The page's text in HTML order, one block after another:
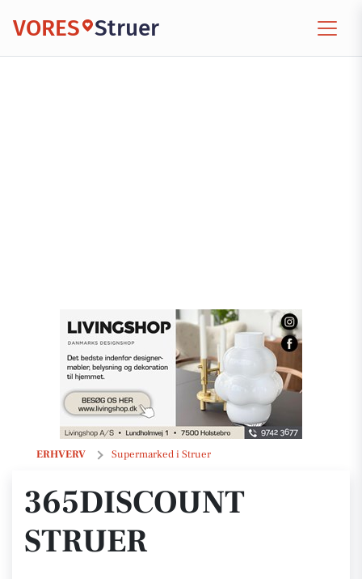
VORES Struer
ERHVERV Supermarked i Struer
365discount Struer
365DISCOUNT
STRUER